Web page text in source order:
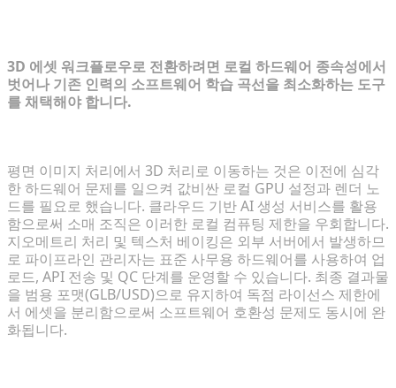
3D 에셋 워크플로우로 전환하려면 로컬 하드웨어 종속성에서
벗어나 기존 인력의 소프트웨어 학습 곡선을 최소화하는 도구
를 채택해야 합니다.
평면 이미지 처리에서 3D 처리로 이동하는 것은 이전에 심각
한 하드웨어 문제를 일으켜 값비싼 로컬 GPU 설정과 렌더 노
드를 필요로 했습니다. 클라우드 기반 AI 생성 서비스를 활용
함으로써 소매 조직은 이러한 로컬 컴퓨팅 제한을 우회합니다.
지오메트리 처리 및 텍스처 베이킹은 외부 서버에서 발생하므
로 파이프라인 관리자는 표준 사무용 하드웨어를 사용하여 업
로드, API 전송 및 QC 단계를 운영할 수 있습니다. 최종 결과물
을 범용 포맷(GLB/USD)으로 유지하여 독점 라이선스 제한에
서 에셋을 분리함으로써 소프트웨어 호환성 문제도 동시에 완
화됩니다.